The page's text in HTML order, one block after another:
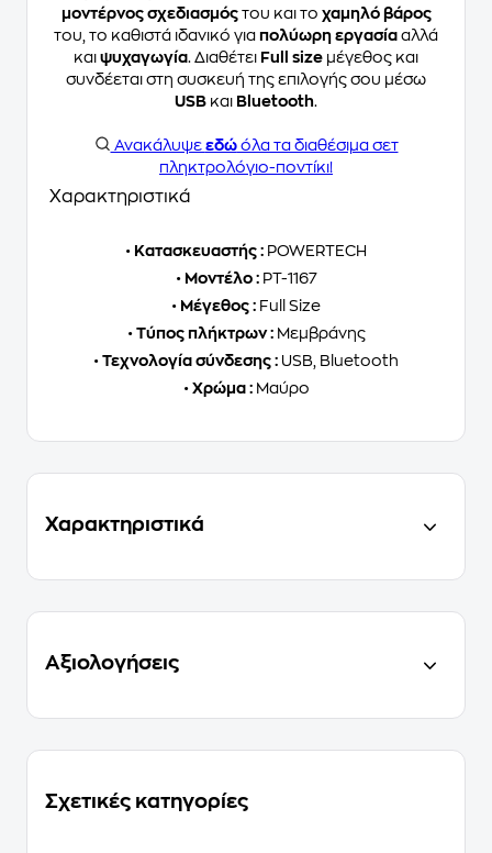
μοντέρνος σχεδιασμόςτου και το χαμηλό βάρος
του, το καθιστά ιδανικό για πολύωρη εργασία αλλά
και ψυχαγωγία. Διαθέτει Full size μέγεθος και
συνδέεται στη συσκευή της επιλογής σου μέσω
USB και Bluetooth.
Ανακάλυψε εδώόλα τα διαθέσιμα σετ
πληκτρολόγιο-ποντίκι!
Χαρακτηριστικά
• Κατασκευαστής : POWERTECH
•Μοντέλο :PT-1167
• Μέγεθος : Full Size
•Τύπος πλήκτρων :Μεμβράνης
• Τεχνολογία σύνδεσης : USB, Bluetooth
•Χρώμα :Μαύρο
Χαρακτηριστικά
Αξιολογήσεις
Σχετικές κατηγορίες